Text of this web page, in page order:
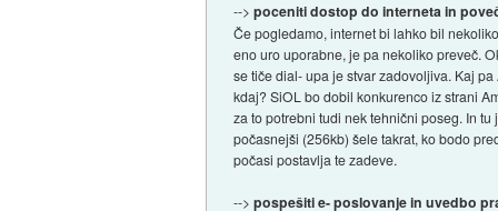
-->poceniti dostop do interneta in
Če pogledamo, internet bi lahko bil
eno uro uporabne, je pa nekoliko preveč.
se tiče dial- upa je stvar zadovoljiva. Kaj
kdaj? SiOL bo dobil konkurenco iz strani
za to potrebni tudi nek tehnični poseg. In
počasnejši (256kb) šele takrat, ko bodo
počasi postavlja te zadeve.
-->pospešiti e- poslovanje in uvedbo